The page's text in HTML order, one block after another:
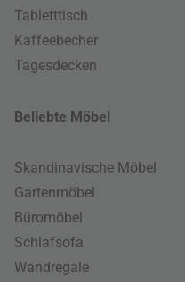
Tabletttisch
Kaffeebecher
Tagesdecken
Beliebte Möbel
Skandinavische Möbel
Gartenmöbel
Büromöbel
Schlafsofa
Wandregale